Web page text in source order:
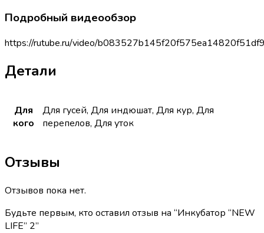
Подробный видеообзор
https://rutube.ru/video/
Детали
Для
кого
Для гусей, Для индюшат, Для кур, Для
перепелов, Для уток
Отзывы
Отзывов пока нет.
Будьте первым, кто оставил отзыв на “Инкубатор “NEW
LIFE” 2”